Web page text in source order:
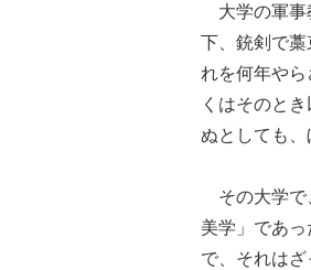
大学の軍事
下、銃剣で
れを何年や
くはそのと
ぬとしても、
その大学で
美学」であ
で、それはざ